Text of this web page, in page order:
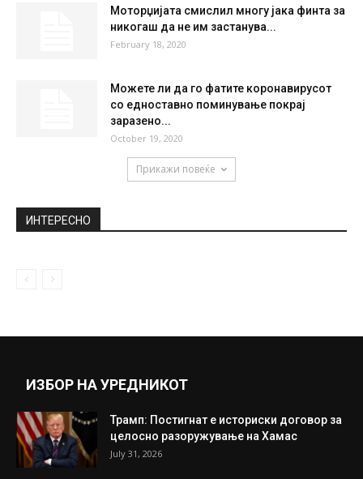
Моторџијата смислил многу јака финта за
никогаш да не им застанува...
February 18, 2020
Можете ли да го фатите коронавирусот
со едноставно поминување покрај
заразено...
October 19, 2020
Прикажи повеќе
ИНТЕРЕСНО
ИЗБОР НА УРЕДНИКОТ
Трамп: Постигнат е историски договор за
целосно разоружување на Хамас
July 31, 2026